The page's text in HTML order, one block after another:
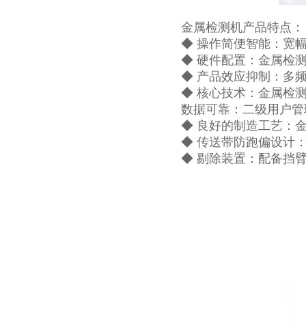
金属检测机产品特点：
◆ 操作简便智能：宽
◆ 硬件配置：金属检
◆ 产品效应抑制：多
◆ 核心技术：金属检
数据可靠：二级用户
◆ 良好的制造工艺：
◆ 传送带防跑偏设计
◆ 剔除装置：配备挡